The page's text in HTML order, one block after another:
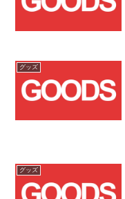
グッズ
グッズ